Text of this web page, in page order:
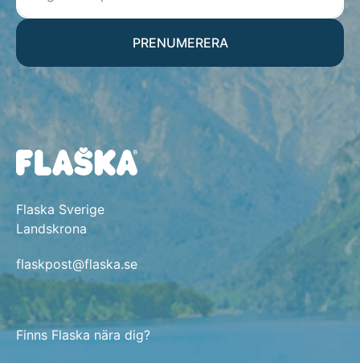
PRENUMERERA
Flaska Sverige
Landskrona
flaskpost@flaska.se
Finns Flaska nära dig?